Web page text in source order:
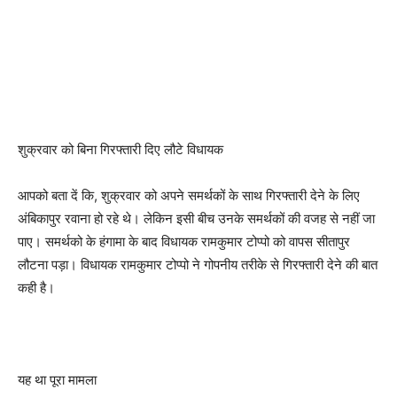
शुक्रवार को बिना गिरफ्तारी दिए लौटे विधायक
आपको बता दें कि, शुक्रवार को अपने समर्थकों के साथ गिरफ्तारी देने के लिए
अंबिकापुर रवाना हो रहे थे। लेकिन इसी बीच उनके समर्थकों की वजह से नहीं जा
पाए। समर्थको के हंगामा के बाद विधायक रामकुमार टोप्पो को वापस सीतापुर
लौटना पड़ा। विधायक रामकुमार टोप्पो ने गोपनीय तरीके से गिरफ्तारी देने की बात
कही है।
यह था पूरा मामला